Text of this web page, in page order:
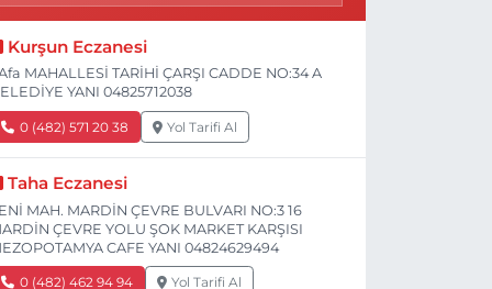
Kurşun Eczanesi
MAHALLESİ TARİHİ ÇARŞI CADDE NO:34 A
YANI 04825712038
0 (482) 571 20 38 Yol Tarifi Al
Taha Eczanesi
MAH. MARDİN ÇEVRE BULVARI NO:3 16
ÇEVRE YOLU ŞOK MARKET KARŞISI
CAFE YANI 04824629494
0 (482) 462 94 94 Yol Tarifi Al